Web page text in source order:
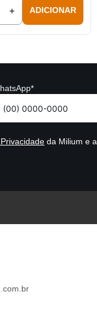
＋ ADICIONAR
da Milium e